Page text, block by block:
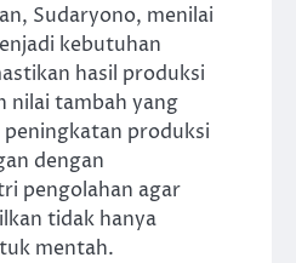
Sudaryono, menilai
kebutuhan
hasil produksi
nilai tambah yang
produksi
dengan
pengolahan agar
tidak hanya
mentah.